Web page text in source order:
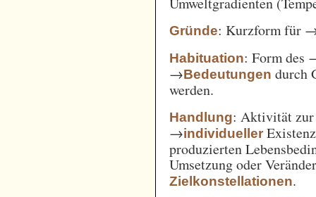
Gründe: Kurzform für
Habituation: Form des
→Bedeutungen durch
werden.
Handlung: Aktivität zur
→individueller
produzierten
Umsetzung oder
Zielkonstellationen.